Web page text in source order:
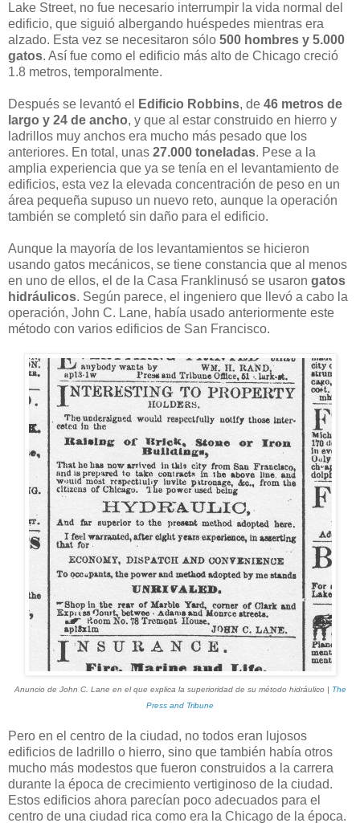
Lake Street, no fue necesario interrumpir la vida normal del
edificio, que siguió albergando huéspedes mientras era
alzado. Esta vez se necesitaron sólo 500 hombres y 5.000
gatos. Así fue como el edificio más alto de Chicago creció
1.8 metros, temporalmente.
Después se levantó el Edificio Robbins, de 46 metros de
largo y 24 de ancho, y que al estar construido en hierro y
ladrillos muy anchos era mucho más pesado que los
anteriores. En total, unas 27.000 toneladas. Pese a la
amplia experiencia que ya se tenía en el levantamiento de
edificios, esta vez la elevada concentración de peso en un
área pequeña supuso un nuevo reto, aunque la operación
también se completó sin daño para el edificio.
Aunque la mayoría de los levantamientos se hicieron
usando gatos mecánicos, se tiene constancia que al menos
en uno de ellos, el de la Casa Franklinusó se usaron gatos
hidráulicos. Según parece, el ingeniero que llevó a cabo la
operación, John C. Lane, había usado anteriormente este
método con varios edificios de San Francisco.
Anuncio de John C. Lane en el que explica la superioridad de su método hidráulico | The
Press and Tribune
Pero en el centro de la ciudad, no todos eran lujosos
edificios de ladrillo o hierro, sino que también había otros
mucho más modestos que fueron construidos a la carrera
durante la época de crecimiento vertiginoso de la ciudad.
Estos edificios ahora parecían poco adecuados para el
centro de una ciudad rica como era la Chicago de la época.